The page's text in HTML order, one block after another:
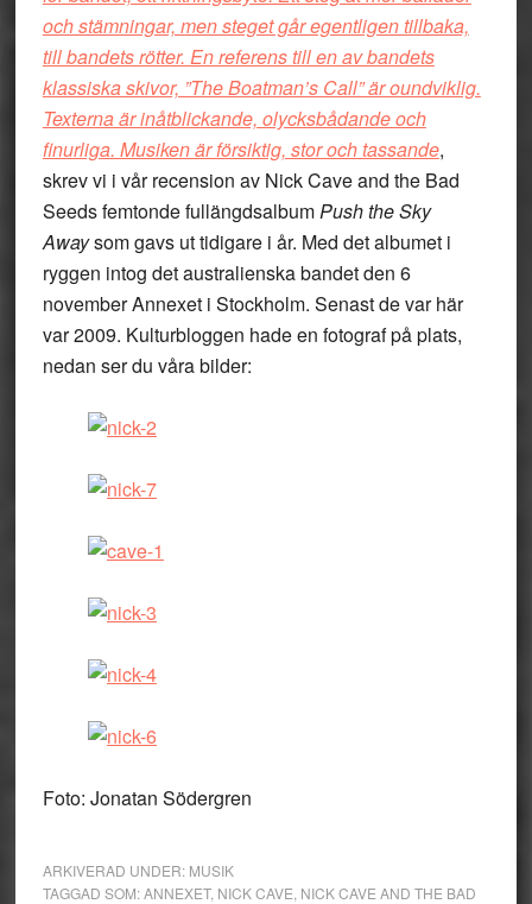
och stämningar, men steget går egentligen tillbaka,
till bandets rötter. En referens till en av bandets
klassiska skivor, ”The Boatman’s Call” är oundviklig.
Texterna är inåtblickande, olycksbådande och
finurliga. Musiken är försiktig, stor och tassande,
skrev vi i vår recension av Nick Cave and the Bad
Seeds femtonde fullängdsalbumPush the Sky
Awaysom gavs ut tidigare i år. Med det albumet i
ryggen intog det australienska bandet den 6
november Annexet i Stockholm. Senast de var här
var 2009. Kulturbloggen hade en fotograf på plats,
nedan ser du våra bilder:
Foto: Jonatan Södergren
ARKIVERAD UNDER: MUSIK
TAGGAD SOM:ANNEXET, NICK CAVE NICK CAVE AND THE BAD